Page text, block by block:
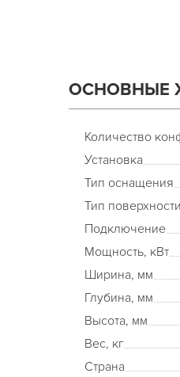
ОСНОВНЫЕ
Количество
Установка
Тип оснащения
Тип поверхности
Подключение
Мощность, кВт
Ширина, мм
Глубина, мм
Высота, мм
Вес, кг
Страна